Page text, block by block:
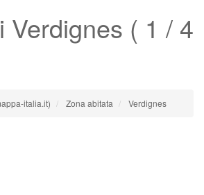
Verdignes ( 1 / 4
italia.it) Zona abitata Verdignes